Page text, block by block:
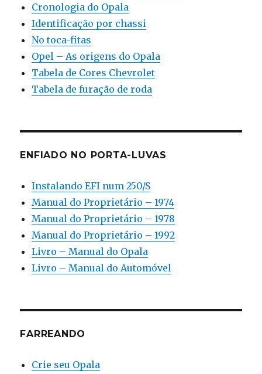
Cronologia do Opala
Identificação por chassi
No toca-fitas
Opel – As origens do Opala
Tabela de Cores Chevrolet
Tabela de furação de roda
ENFIADO NO PORTA-LUVAS
Instalando EFI num 250/S
Manual do Proprietário – 1974
Manual do Proprietário – 1978
Manual do Proprietário – 1992
Livro – Manual do Opala
Livro – Manual do Automóvel
FARREANDO
Crie seu Opala